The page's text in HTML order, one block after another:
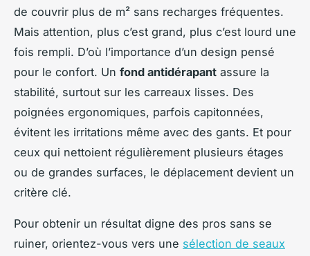
de couvrir plus de m² sans recharges fréquentes.
Mais attention, plus c’est grand, plus c’est lourd une
fois rempli. D’où l’importance d’un design pensé
pour le confort. Un fond antidérapant assure la
stabilité, surtout sur les carreaux lisses. Des
poignées ergonomiques, parfois capitonnées,
évitent les irritations même avec des gants. Et pour
ceux qui nettoient régulièrement plusieurs étages
ou de grandes surfaces, le déplacement devient un
critère clé.
Pour obtenir un résultat digne des pros sans se
ruiner, orientez-vous vers une sélection de seaux